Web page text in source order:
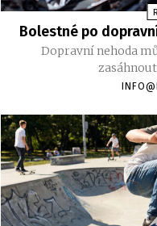
Bolestné po
Dopravní nehoda